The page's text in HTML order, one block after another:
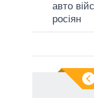
авто
росіян